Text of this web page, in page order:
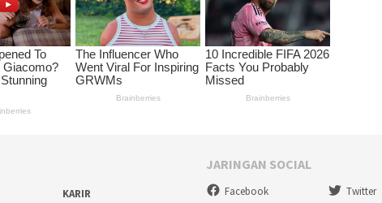
KARIR
JARINGAN SOCIAL
Facebook Twitter